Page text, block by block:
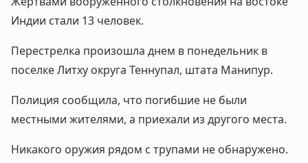
Индии стали 13 человек.
Перестрелка произошла днем в понедельник в
поселке Литху округа Теннупал, штата Манипур.
Полиция сообщила, что погибшие не были
местными жителями, а приехали из другого места.
Никакого оружия рядом с трупами не обнаружено.